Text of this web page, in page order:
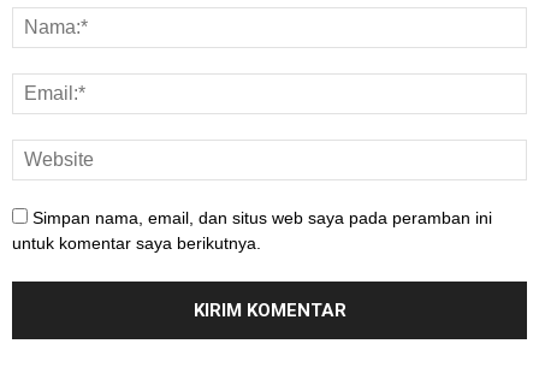
Simpan nama, email, dan situs web saya pada peramban ini
untuk komentar saya berikutnya.